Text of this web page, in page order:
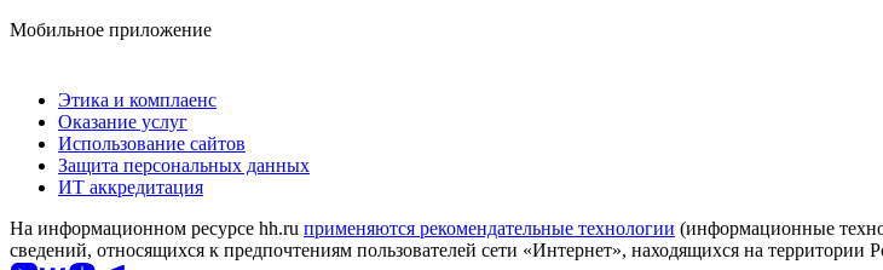
Мобильное приложение
Этика и комплаенс
Оказание услуг
Использование сайтов
Защита персональных данных
ИТ аккредитация
На информационном ресурсе hh.ru применяются рекомендательные технологии (информационные
сведений, относящихся к предпочтениям пользователей сети «Интернет», находящихся на территории